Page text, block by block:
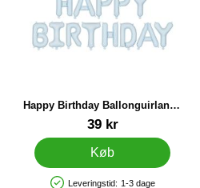
Happy Birthday Ballonguirlande
Blå
39 kr
Køb
Leveringstid: 1-3 dage